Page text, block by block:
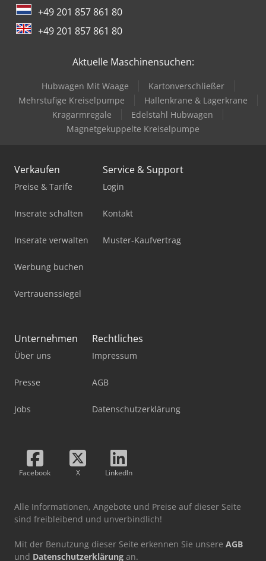
+49 201 857 861 80
+49 201 857 861 80
Aktuelle Maschinensuchen:
Hubwagen Mit Waage
Kartonverschließer
Mehrstufige Kreiselpumpe
Hallenkrane & Lagerkrane
Kragarmregale
Edelstahl Hubwagen
Magnetgekuppelte Kreiselpumpe
Verkaufen
Preise & Tarife
Inserate schalten
Inserate verwalten
Werbung buchen
Vertrauenssiegel
Service & Support
Login
Kontakt
Muster-Kaufvertrag
Unternehmen
Über uns
Presse
Jobs
Rechtliches
Impressum
AGB
Datenschutzerklärung
Facebook X LinkedIn
Alle Informationen, Angebote und Preise auf dieser Seite
sind freibleibend und unverbindlich!
Mit der Benutzung dieser Seite erkennen Sie unsere AGB
und Datenschutzerklärung an.